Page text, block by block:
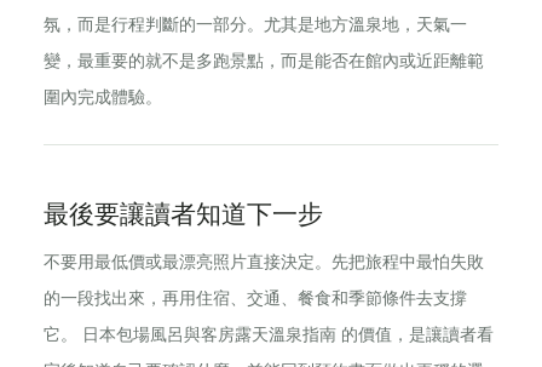
氛，而是行程判斷的一部分。尤其是地方溫泉地，天氣一
變，最重要的就不是多跑景點，而是能否在館內或近距離範
圍內完成體驗。
最後要讓讀者知道下一步
不要用最低價或最漂亮照片直接決定。先把旅程中最怕失敗
的一段找出來，再用住宿、交通、餐食和季節條件去支撐
它。 日本包場風呂與客房露天溫泉指南 的價值，是讓讀者看